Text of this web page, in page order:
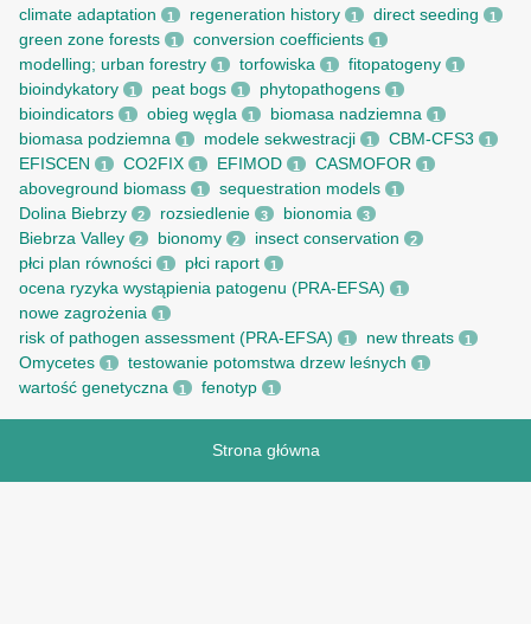
climate adaptation 1 regeneration history 1 direct seeding 1
green zone forests 1 conversion coefficients 1
modelling; urban forestry 1 torfowiska 1 fitopatogeny 1
bioindykatory 1 peat bogs 1 phytopathogens 1
bioindicators 1 obieg węgla 1 biomasa nadziemna 1
biomasa podziemna 1 modele sekwestracji 1 CBM-CFS3 1
EFISCEN 1 CO2FIX 1 EFIMOD 1 CASMOFOR 1
aboveground biomass 1 sequestration models 1
Dolina Biebrzy 2 rozsiedlenie 3 bionomia 3
Biebrza Valley 2 bionomy 2 insect conservation 2
płci plan równości 1 płci raport 1
ocena ryzyka wystąpienia patogenu (PRA-EFSA) 1
nowe zagrożenia 1
risk of pathogen assessment (PRA-EFSA) 1 new threats 1
Omycetes 1 testowanie potomstwa drzew leśnych 1
wartość genetyczna 1 fenotyp 1
Strona główna